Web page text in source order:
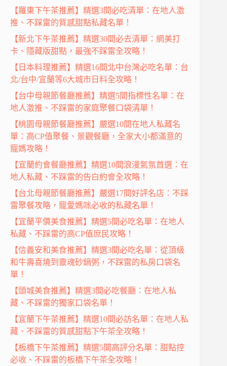
【羅東下午茶推薦】精選3間必吃清單：在地人激
推、不踩雷的質感甜點私藏名單！
【新北下午茶推薦】精選30間必去清單：網美打
卡、隱藏版甜點，最強不踩雷全攻略！
【日本料理推薦】精選16間北中台灣必吃名單：台
北/台中/宜蘭等6大城市日料全攻略！
【台中母親節餐廳推薦】精選5間指標性名單：在
地人激推、不踩雷的家庭聚餐口袋清單！
【桃園母親節餐廳推薦】嚴選10間在地人私藏名
單：高CP值聚餐、景觀餐廳，全家大小都滿意的
寵媽攻略！
【宜蘭約會餐廳推薦】精選10間浪漫氣氛首選：在
地人私藏、不踩雷的告白約會全攻略！
【台北母親節餐廳推薦】嚴選17間好評名店：不踩
雷聚餐攻略，寵愛媽咪必收的私藏名單！
【宜蘭平價美食推薦】精選5間必吃名單：在地人
私藏、不踩雷的高CP值庶民攻略！
【信義安和美食推薦】精選3間必吃名單：從頂級
和牛壽喜燒到靈魂砂鍋粥，不踩雷的私房口袋名
單！
【頭城美食推薦】精選3間必吃餐廳：在地人私
藏、不踩雷的獨家口袋名單！
【宜蘭下午茶推薦】精選10間必訪名單：在地人私
藏、不踩雷的質感甜點下午茶全攻略！
【板橋下午茶推薦】精選5間高評分名單：甜點控
必收、不踩雷的板橋下午茶全攻略！